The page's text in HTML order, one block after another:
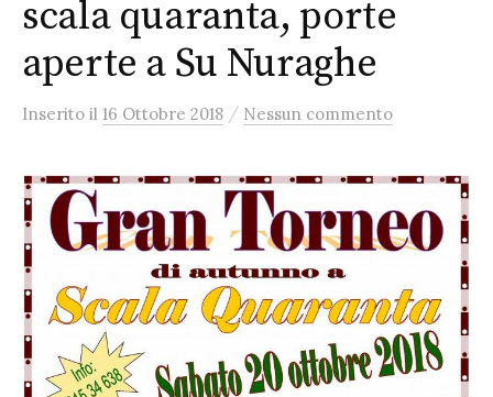
scala quaranta, porte
aperte a Su Nuraghe
Inserito il 16 Ottobre 2018 / Nessun commento